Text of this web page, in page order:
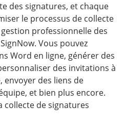
des signatures, et chaque
le processus de collecte
professionnelle des
Vous pouvez
Word en ligne, générer des
des invitations à
envoyer des liens de
et bien plus encore.
collecte de signatures